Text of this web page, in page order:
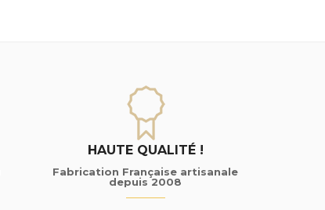
HAUTE QUALITÉ !
Fabrication Française artisanale
depuis 2008